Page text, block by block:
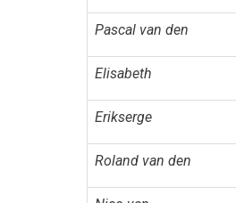
Pascal van den
Elisabeth
Erikserge
Roland van den